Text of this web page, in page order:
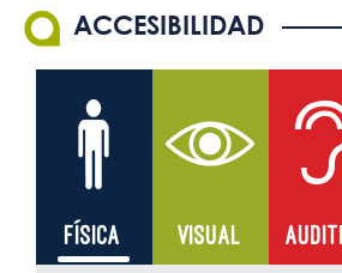
ACCESIBILIDAD
FÍSICA VISUAL